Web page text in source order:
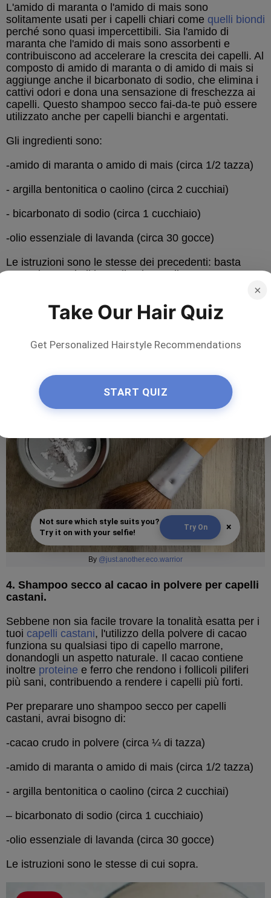
L'amido di maranta o l'amido di mais sono
solitamente usati per i capelli chiari come quelli biondi
perché sono quasi impercettibili. Sia l'amido di
maranta che l'amido di mais sono assorbenti e
contribuiscono ad accelerare la crescita dei capelli. Al
composto di amido di maranta o di amido di mais si
aggiunge anche il bicarbonato di sodio, che elimina i
cattivi odori e dona una sensazione di freschezza ai
capelli. Questo shampoo secco fai-da-te può essere
utilizzato anche per capelli bianchi e argentati.
Gli ingredienti sono:
-amido di maranta o amido di mais (circa 1/2 tazza)
- argilla bentonitica o caolino (circa 2 cucchiai)
- bicarbonato di sodio (circa 1 cucchiaio)
-olio essenziale di lavanda (circa 30 gocce)
Le istruzioni sono le stesse dei precedenti: basta
mescolare tutti gli ingredienti e applicare.
Not sure which style suits you?
Try it on with your selfie!
Try On ×
By @just.another.eco.warrior
4. Shampoo secco al cacao in polvere per capelli
castani.
Sebbene non sia facile trovare la tonalità esatta per i
tuoi capelli castani, l'utilizzo della polvere di cacao
funziona su qualsiasi tipo di capello marrone,
donandogli un aspetto naturale. Il cacao contiene
inoltre proteine ​​e ferro che rendono i follicoli piliferi
più sani, contribuendo a rendere i capelli più forti.
Per preparare uno shampoo secco per capelli
castani, avrai bisogno di:
-cacao crudo in polvere (circa ¼ di tazza)
-amido di maranta o amido di mais (circa 1/2 tazza)
- argilla bentonitica o caolino (circa 2 cucchiai)
– bicarbonato di sodio (circa 1 cucchiaio)
-olio essenziale di lavanda (circa 30 gocce)
Le istruzioni sono le stesse di cui sopra.
×
Take Our Hair Quiz
Get Personalized Hairstyle Recommendations
START QUIZ